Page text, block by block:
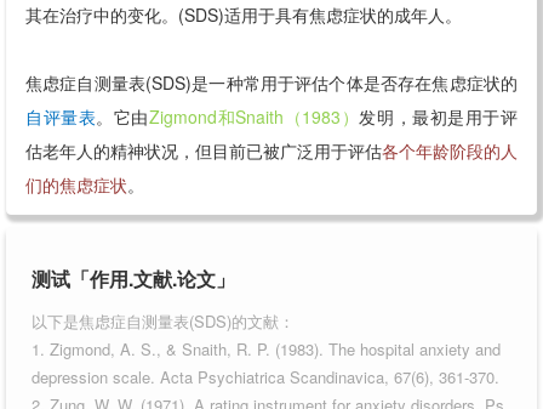
其在治疗中的变化。(SDS)适用于具有焦虑症状的成年人。
焦虑症自测量表(SDS)是一种常用于评估个体是否存在焦虑症状的
自评量表。它由Zigmond和Snaith（1983） 发明，最初是用于评
估老年人的精神状况，但目前已被广泛用于评估各个年龄阶段的人
们的焦虑症状。
测试「作用.文献.论文」
以下是焦虑症自测量表(SDS)的文献：
1. Zigmond, A. S., & Snaith, R. P. (1983). The hospital anxiety and
depression scale. Acta Psychiatrica Scandinavica, 67(6), 361-370.
2. Zung, W. W. (1971). A rating instrument for anxiety disorders. Ps